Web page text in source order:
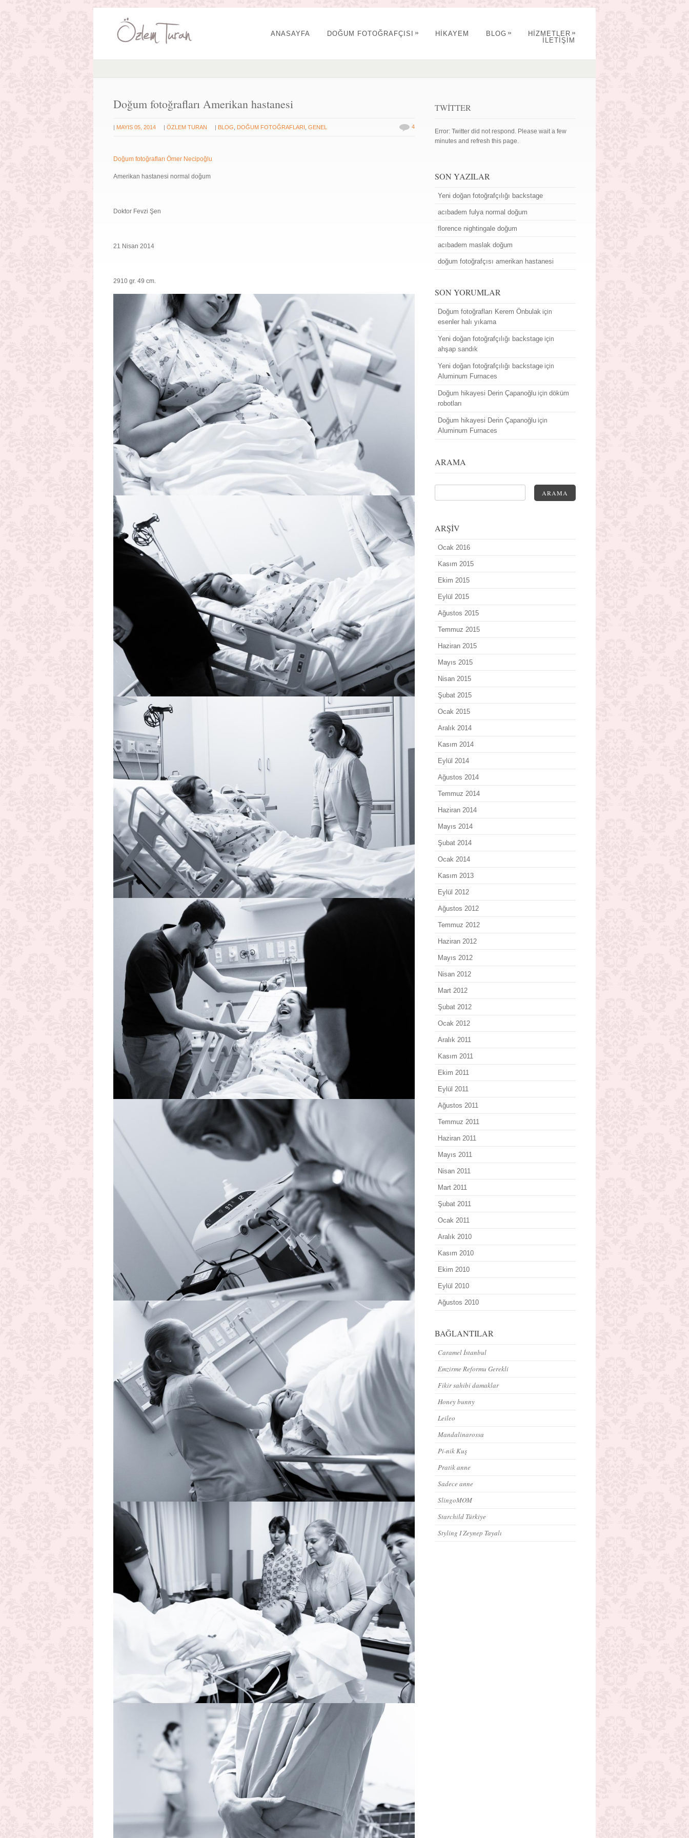
ANASAYFA DOĞUM FOTOĞRAFÇISI » HİKAYEM BLOG » HİZMETLER »
İLETİŞİM
Doğum fotoğrafları Amerikan hastanesi
| MAYIS 05, 2014 |ÖZLEM TURAN | BLOG DOĞUM FOTOĞRAFLARI ,GENEL 4
Doğum fotoğrafları Ömer Necipoğlu
Amerikan hastanesi normal doğum
Doktor Fevzi Şen
21 Nisan 2014
2910 gr. 49 cm.
TWITTER
Error: Twitter did not respond. Please wait a few
minutes and refresh this page.
SON YAZILAR
Yeni doğan fotoğrafçılığı backstage
acıbadem fulya normal doğum
florence nightingale doğum
acıbadem maslak doğum
doğum fotoğrafçısı amerikan hastanesi
SON YORUMLAR
Doğum fotoğrafları Kerem Önbulak için
esenler halı yıkama
Yeni doğan fotoğrafçılığı backstage için
ahşap sandık
Yeni doğan fotoğrafçılığı backstage için
Aluminum Furnaces
Doğum hikayesi Derin Çapanoğlu içindöküm
robotları
Doğum hikayesi Derin Çapanoğlu için
Aluminum Furnaces
ARAMA
ARAMA
ARŞİV
Ocak 2016
Kasım 2015
Ekim 2015
Eylül 2015
Ağustos 2015
Temmuz 2015
Haziran 2015
Mayıs 2015
Nisan 2015
Şubat 2015
Ocak 2015
Aralık 2014
Kasım 2014
Eylül 2014
Ağustos 2014
Temmuz 2014
Haziran 2014
Mayıs 2014
Şubat 2014
Ocak 2014
Kasım 2013
Eylül 2012
Ağustos 2012
Temmuz 2012
Haziran 2012
Mayıs 2012
Nisan 2012
Mart 2012
Şubat 2012
Ocak 2012
Aralık 2011
Kasım 2011
Ekim 2011
Eylül 2011
Ağustos 2011
Temmuz 2011
Haziran 2011
Mayıs 2011
Nisan 2011
Mart 2011
Şubat 2011
Ocak 2011
Aralık 2010
Kasım 2010
Ekim 2010
Eylül 2010
Ağustos 2010
BAĞLANTILAR
Caramel İstanbul
Emzirme Reformu Gerekli
Fikir sahibi damaklar
Honey bunny
Leileo
Mandalinarossa
Pi-nik Kuş
Pratik anne
Sadece anne
SlingoMOM
Starchild Türkiye
Styling I Zeynep Tayalı